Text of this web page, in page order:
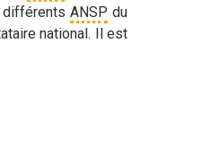
différents ANSP du
national. Il est